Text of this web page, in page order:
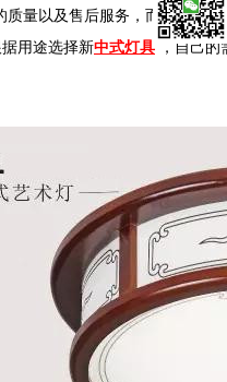
质量以及售后服务，而且也要
用途选择新中式灯具 ，自
微信扫一扫